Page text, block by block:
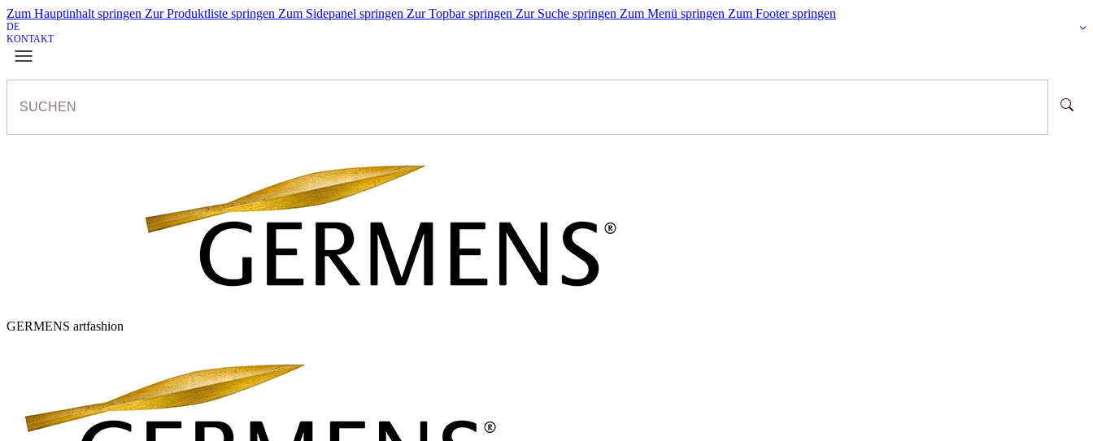
Zum Hauptinhalt springen Zur Produktliste springen Zum Sidepanel springen Zur Topbar springen Zur Suche springen Zum Menü springen Zum Footer springen
DE
KONTAKT
GERMENS artfashion